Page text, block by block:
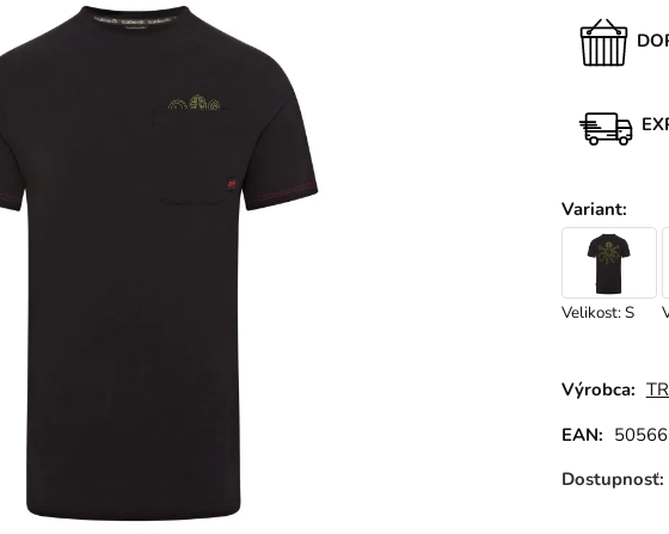
Variant:
Velikost: S
Výrobca:
EAN:
Dostupnosť: